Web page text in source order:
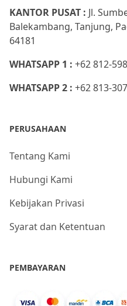
KANTOR PUSAT : Jl.
Balekambang, Tanjung,
64181
WHATSAPP 1 : +62 812-
WHATSAPP 2 : +62 813-
PERUSAHAAN
Tentang Kami
Hubungi Kami
Kebijakan Privasi
Syarat dan Ketentuan
PEMBAYARAN